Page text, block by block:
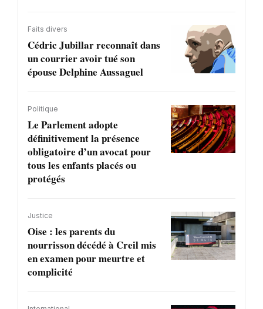
Faits divers
Cédric Jubillar reconnaît dans
un courrier avoir tué son
épouse Delphine Aussaguel
Politique
Le Parlement adopte
définitivement la présence
obligatoire d’un avocat pour
tous les enfants placés ou
protégés
Justice
Oise : les parents du
nourrisson décédé à Creil mis
en examen pour meurtre et
complicité